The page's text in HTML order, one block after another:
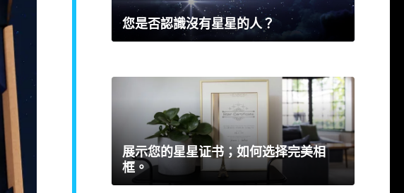
您是否認識沒有星星的人？
展示您的星星证书；如何选择完美相
框。